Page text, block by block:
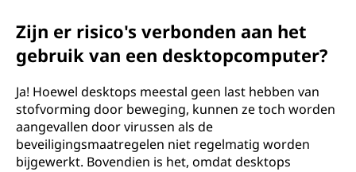
Zijn er risico's verbonden aan het
gebruik van een desktopcomputer?
Ja! Hoewel desktops meestal geen last hebben van
stofvorming door beweging, kunnen ze toch worden
aangevallen door virussen als de
beveiligingsmaatregelen niet regelmatig worden
bijgewerkt. Bovendien is het, omdat desktops